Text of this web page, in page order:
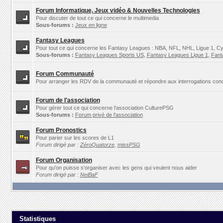
Forum Informatique, Jeux vidéo & Nouvelles Technologies
Pour discuter de tout ce qui concerne le multimedia
Sous-forums : Jeux en ligne
Fantasy Leagues
Pour tout ce qui concerne les Fantasy Leagues : NBA, NFL, NHL, Ligue 1,
Sous-forums : Fantasy Leagues Sports US, Fantasy Leagues Ligue 1
Forum Communauté
Pour arranger les RDV de la communauté et répondre aux interrogations
Forum de l'association
Pour gérer tout ce qui concerne l'association CulturePSG
Sous-forums : Forum privé de l'association
Forum Pronostics
Pour parier sur les scores de L1
Forum dirigé par : ZéroQuatorze, missPSG
Forum Organisation
Pour qu'on puisse s'organiser avec les gens qui veulent nous aider
Forum dirigé par : NeiBaF
Statistiques